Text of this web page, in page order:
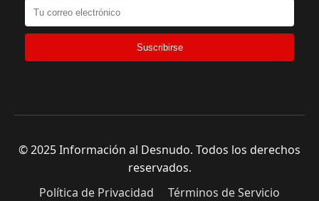
Suscribirse
© 2025 Información al Desnudo. Todos los derechos
reservados.
Política de Privacidad
Términos de Servicio